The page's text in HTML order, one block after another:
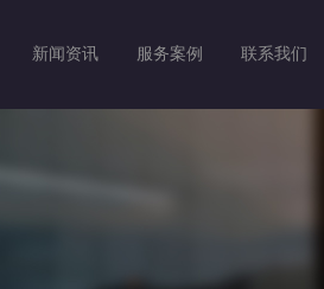
新闻资讯 服务案例 联系我们